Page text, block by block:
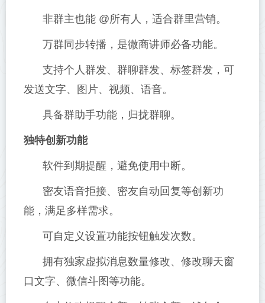
非群主也能 @所有人，适合群里营销。
万群同步转播，是微商讲师必备功能。
支持个人群发、群聊群发、标签群发，可
发送文字、图片、视频、语音。
具备群助手功能，归拢群聊。
独特创新功能
软件到期提醒，避免使用中断。
密友语音拒接、密友自动回复等创新功
能，满足多样需求。
可自定义设置功能按钮触发次数。
拥有独家虚拟消息数量修改、修改聊天窗
口文字、微信斗图等功能。